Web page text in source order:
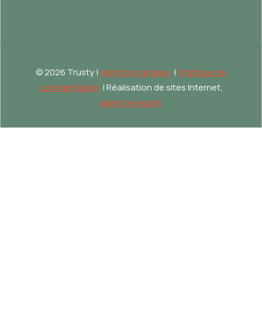
©2026 Trusty | Mentions légales | Politique de
confidentialité | Réalisation de sites Internet,
lagence.expert